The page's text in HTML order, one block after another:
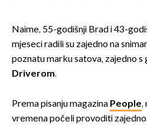
Naime, 55-godišnji Brad i 43-
mjeseci radili su zajedno na
poznatu marku satova, zajedno s
Driverom.
Prema pisanju magazina People,
vremena počeli provoditi zajedno.